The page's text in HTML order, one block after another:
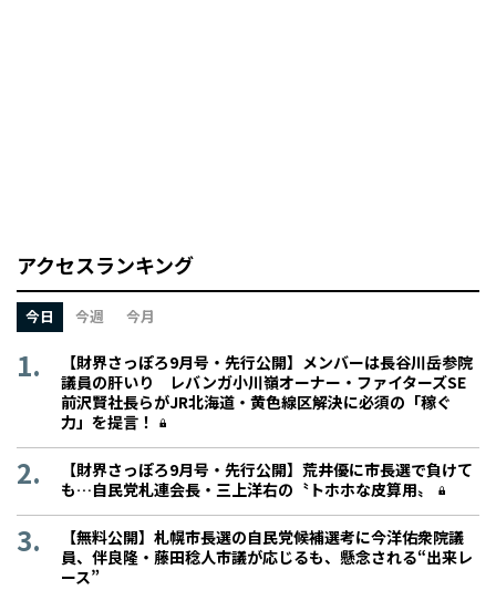
アクセスランキング
今日 今週 今月
【財界さっぽろ9月号・先行公開】メンバーは長谷川岳参院
議員の肝いり レバンガ小川嶺オーナー・ファイターズSE
前沢賢社長らがJR北海道・黄色線区解決に必須の「稼ぐ
力」を提言！
【財界さっぽろ9月号・先行公開】荒井優に市長選で負けて
も…自民党札連会長・三上洋右の〝トホホな皮算用〟
【無料公開】札幌市長選の自民党候補選考に今洋佑衆院議
員、伴良隆・藤田稔人市議が応じるも、懸念される“出来レ
ース”